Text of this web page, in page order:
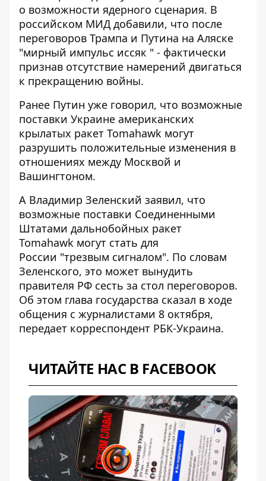
о возможности ядерного сценария. В
российском МИД добавили, что после
переговоров Трампа и Путина на Аляске
"мирный импульс иссяк " - фактически
признав отсутствие намерений двигаться
к прекращению войны.
Ранее Путин уже говорил, что возможные
поставки Украине американских
крылатых ракет Tomahawk могут
разрушить положительные изменения в
отношениях между Москвой и
Вашингтоном.
А Владимир Зеленский заявил, что
возможные поставки Соединенными
Штатами дальнобойных ракет
Tomahawk могут стать для
России "трезвым сигналом". По словам
Зеленского, это может вынудить
правителя РФ сесть за стол переговоров.
Об этом глава государства сказал в ходе
общения с журналистами 8 октября,
передает корреспондент РБК-Украина.
ЧИТАЙТЕ НАС В FACEBOOK